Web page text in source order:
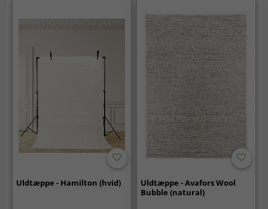
Uldtæppe - Hamilton (hvid)
Uldtæppe - Avafors Wool
Bubble (natural)